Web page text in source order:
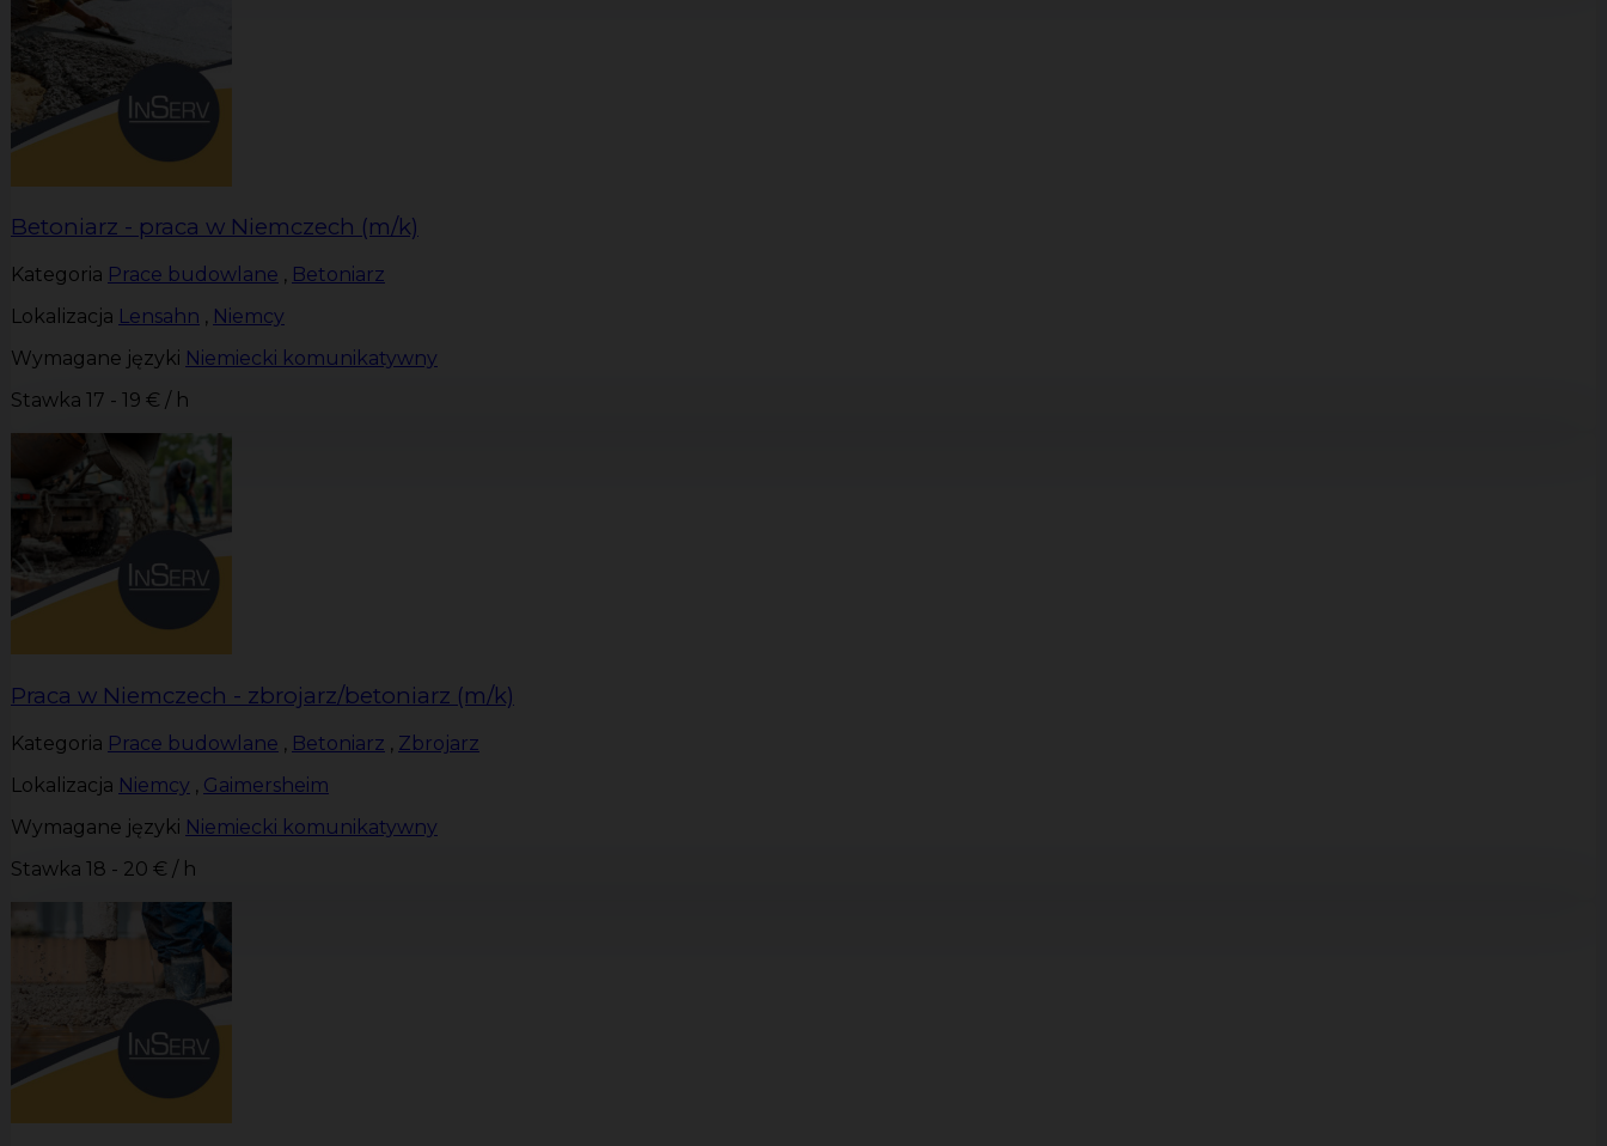
Betoniarz - praca w Niemczech (m/k)
Kategoria Prace budowlane , Betoniarz
Lokalizacja Lensahn , Niemcy
Wymagane języki Niemiecki komunikatywny
Stawka 17 - 19 € / h
Praca w Niemczech - zbrojarz/betoniarz (m/k)
Kategoria Prace budowlane , Betoniarz , Zbrojarz
Lokalizacja Niemcy , Gaimersheim
Wymagane języki Niemiecki komunikatywny
Stawka 18 - 20 € / h